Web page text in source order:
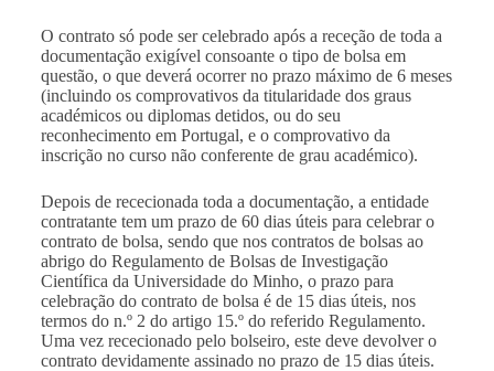
O contrato só pode ser celebrado após a receção de toda a
documentação exigível consoante o tipo de bolsa em
questão, o que deverá ocorrer no prazo máximo de 6 meses
(incluindo os comprovativos da titularidade dos graus
académicos ou diplomas detidos, ou do seu
reconhecimento em Portugal, e o comprovativo da
inscrição no curso não conferente de grau académico).
Depois de rececionada toda a documentação, a entidade
contratante tem um prazo de 60 dias úteis para celebrar o
contrato de bolsa, sendo que nos contratos de bolsas ao
abrigo do Regulamento de Bolsas de Investigação
Científica da Universidade do Minho, o prazo para
celebração do contrato de bolsa é de 15 dias úteis, nos
termos do n.º 2 do artigo 15.º do referido Regulamento.
Uma vez rececionado pelo bolseiro, este deve devolver o
contrato devidamente assinado no prazo de 15 dias úteis.